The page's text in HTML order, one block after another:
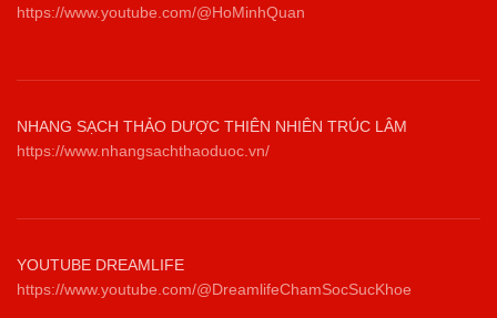
https://www.youtube.com/@HoMinhQuan
NHANG SẠCH THẢO DƯỢC THIÊN NHIÊN TRÚC LÂM
https://www.nhangsachthaoduoc.vn/
YOUTUBE DREAMLIFE
https://www.youtube.com/@DreamlifeChamSocSucKhoe